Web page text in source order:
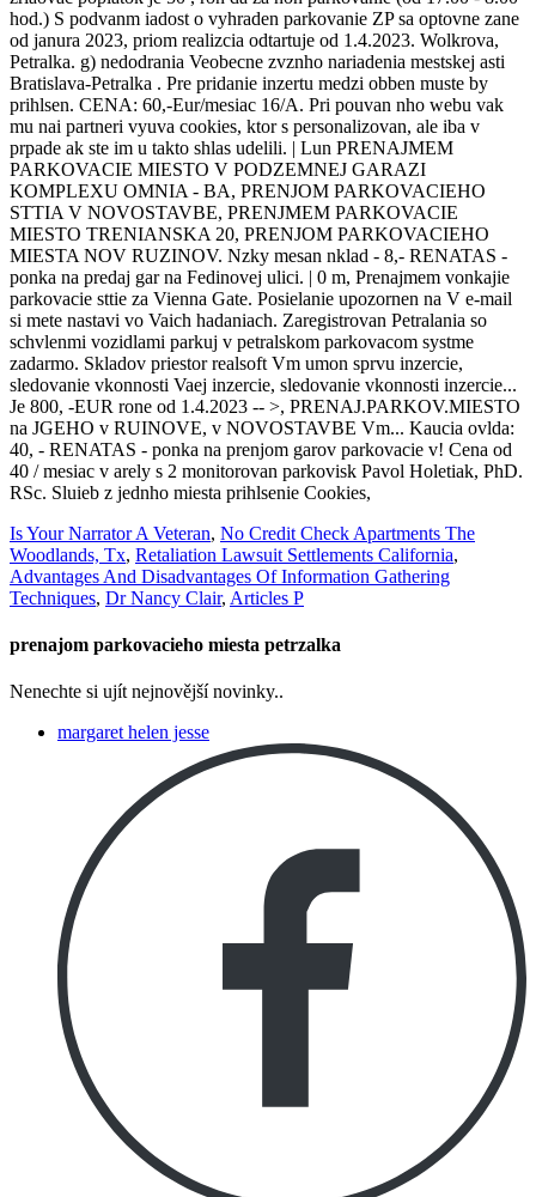
hod.) S podvanm iadost o vyhraden parkovanie ZP sa optovne zane
od janura 2023, priom realizcia odtartuje od 1.4.2023. Wolkrova,
Petralka. g) nedodrania Veobecne zvznho nariadenia mestskej asti
Bratislava-Petralka . Pre pridanie inzertu medzi obben muste by
prihlsen. CENA: 60,-Eur/mesiac 16/A. Pri pouvan nho webu vak
mu nai partneri vyuva cookies, ktor s personalizovan, ale iba v
prpade ak ste im u takto shlas udelili. | Lun PRENAJMEM
PARKOVACIE MIESTO V PODZEMNEJ GARAZI
KOMPLEXU OMNIA - BA, PRENJOM PARKOVACIEHO
STTIA V NOVOSTAVBE, PRENJMEM PARKOVACIE
MIESTO TRENIANSKA 20, PRENJOM PARKOVACIEHO
MIESTA NOV RUZINOV. Nzky mesan nklad - 8,- RENATAS -
ponka na predaj gar na Fedinovej ulici. | 0 m, Prenajmem vonkajie
parkovacie sttie za Vienna Gate. Posielanie upozornen na V e-mail
si mete nastavi vo Vaich hadaniach. Zaregistrovan Petralania so
schvlenmi vozidlami parkuj v petralskom parkovacom systme
zadarmo. Skladov priestor realsoft Vm umon sprvu inzercie,
sledovanie vkonnosti Vaej inzercie, sledovanie vkonnosti inzercie...
Je 800, -EUR rone od 1.4.2023 -- >, PRENAJ.PARKOV.MIESTO
na JGEHO v RUINOVE, v NOVOSTAVBE Vm... Kaucia ovlda:
40, - RENATAS - ponka na prenjom garov parkovacie v! Cena od
40 / mesiac v arely s 2 monitorovan parkovisk Pavol Holetiak, PhD.
RSc. Sluieb z jednho miesta prihlsenie Cookies,
Is Your Narrator A Veteran, No Credit Check Apartments The
Woodlands, Tx, Retaliation Lawsuit Settlements California,
Advantages And Disadvantages Of Information Gathering
Techniques, Dr Nancy Clair, Articles P
prenajom parkovacieho miesta petrzalka
Nenechte si ujít nejnovější novinky..
margaret helen jesse